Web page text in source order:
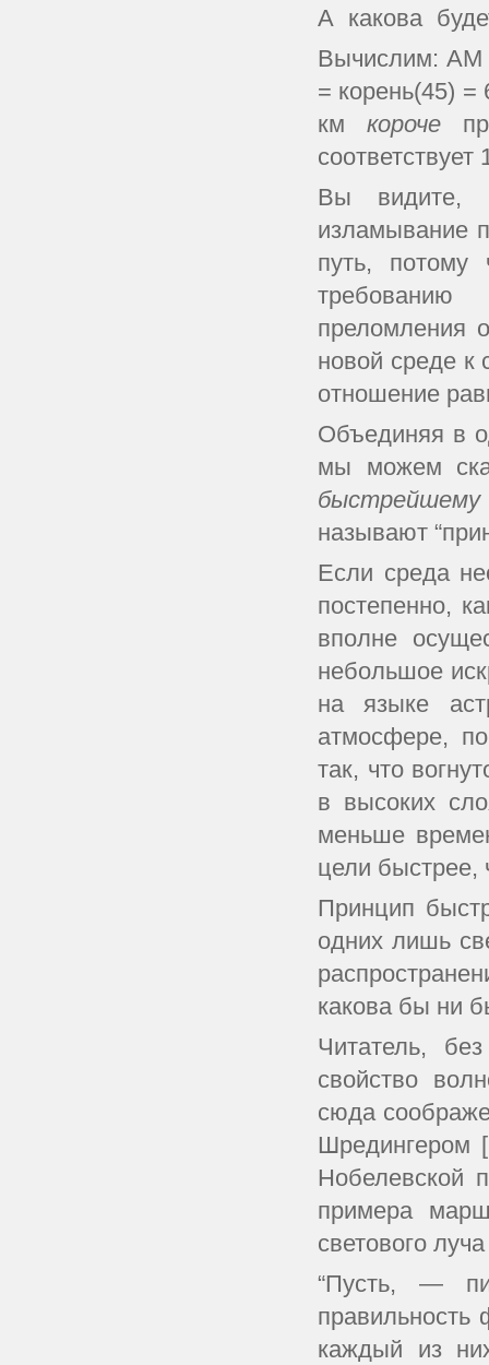
А какова
Вычислим: AM
= корень(45) =
км короче
соответствует
Вы видите,
изламывание
путь, потому
требованию
преломления
новой среде к
отношение
Объединяя в
мы можем
быстрейшему
называют
Если среда
постепенно,
вполне
небольшое
на языке
атмосфере,
так, что
в высоких
меньше
цели быстрее,
Принцип
одних лишь
какова бы ни
Читатель,
свойство
сюда
Шредингером
Нобелевской
примера
светового
“Пусть, —
каждый из